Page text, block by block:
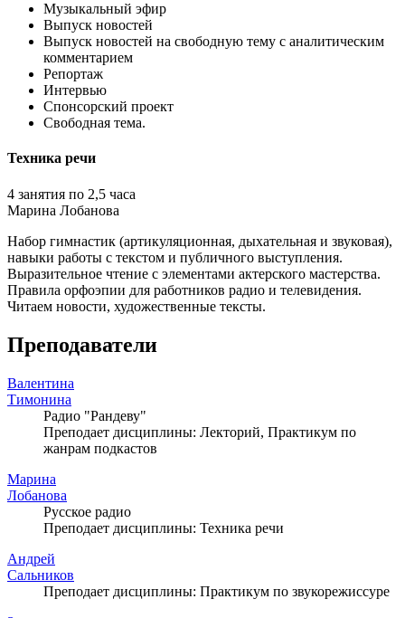
Музыкальный эфир
Выпуск новостей
Выпуск новостей на свободную тему с аналитическим
комментарием
Репортаж
Интервью
Спонсорский проект
Свободная тема.
Техника речи
4 занятия по 2,5 часа
Марина Лобанова
Набор гимнастик (артикуляционная, дыхательная и звуковая),
навыки работы с текстом и публичного выступления.
Выразительное чтение с элементами актерского мастерства.
Правила орфоэпии для работников радио и телевидения.
Читаем новости, художественные тексты.
Преподаватели
Валентина
Тимонина
Радио "Рандеву"
Преподает дисциплины: Лекторий, Практикум по
жанрам подкастов
Марина
Лобанова
Русское радио
Преподает дисциплины: Техника речи
Андрей
Сальников
Преподает дисциплины: Практикум по звукорежиссуре